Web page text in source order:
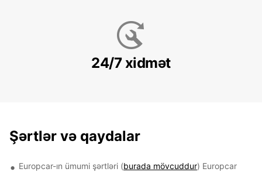
24/7 xidmət
Şərtlər və qaydalar
Europcar-ın ümumi şərtləri (burada mövcuddur) Europcar